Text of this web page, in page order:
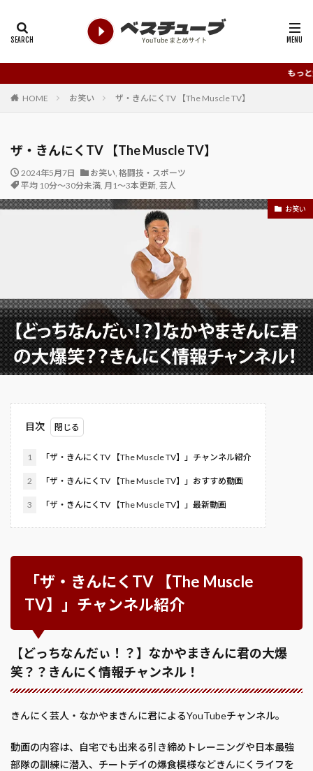
もっと知って欲しい、
HOME お笑い ザ・きんにくTV 【The Muscle TV】
ザ・きんにくTV 【The Muscle TV】
2024年5月7日 お笑い, 格闘技・スポーツ
平均 10分～30分未満, 月1～3本更新, 芸人
お笑い
目次
1 「ザ・きんにくTV 【The Muscle TV】」チャンネル紹介
2 「ザ・きんにくTV 【The Muscle TV】」おすすめ動画
3 「ザ・きんにくTV 【The Muscle TV】」最新動画
「ザ・きんにくTV 【The Muscle
TV】」チャンネル紹介
【どっちなんだぃ！？】なかやまきんに君の大爆
笑？？きんにく情報チャンネル！
きんにく芸人・なかやまきんに君によるYouTubeチャンネル。
動画の内容は、自宅でも出来る引き締めトレーニングや日本最強
部隊の訓練に潜入、チートデイの爆食模様などきんにくライフを